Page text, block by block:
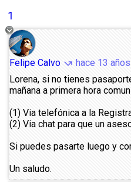
1
Felipe Calvo call_missed_outgoing hace 13 años
Lorena, si no tienes
mañana a primera hora
(1) Via telefónica a la
(2) Via chat para que un
Si puedes pasarte luego y
Un saludo.